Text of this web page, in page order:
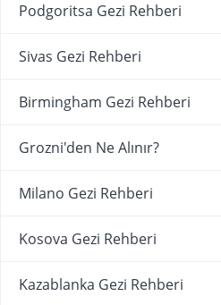
Podgoritsa Gezi Rehberi
Sivas Gezi Rehberi
Birmingham Gezi Rehberi
Grozni'den Ne Alınır?
Milano Gezi Rehberi
Kosova Gezi Rehberi
Kazablanka Gezi Rehberi